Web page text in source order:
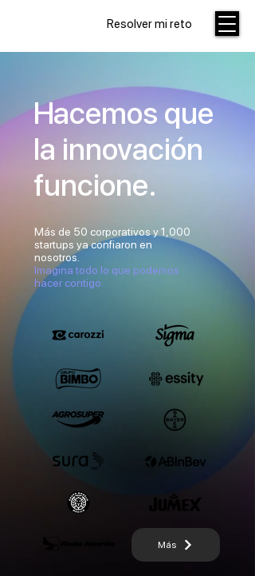
Resolver mi reto
Hacemos que
la innovación
funcione.
Más de 50 corporativos y 1,000
startups ya confiaron en
nosotros.
Imagina todo lo que podemos
hacer contigo.
Más